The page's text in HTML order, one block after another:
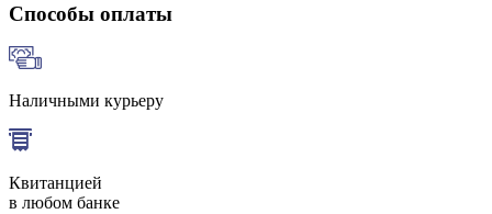
Способы оплаты
Наличными курьеру
Квитанцией
в любом банке